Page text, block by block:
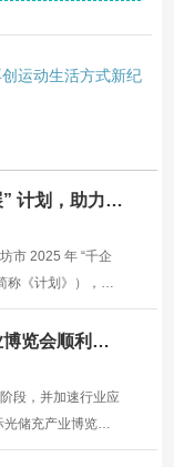
运动生活方式新纪
计划，助力企
市 2025 年 “千企
称《计划》），为
争力，提供了清晰
举措，彰显了潍坊
决心，为全市外贸
览会顺利举
段，并加速行业应
储充产业博览会
心盛大举行。本次